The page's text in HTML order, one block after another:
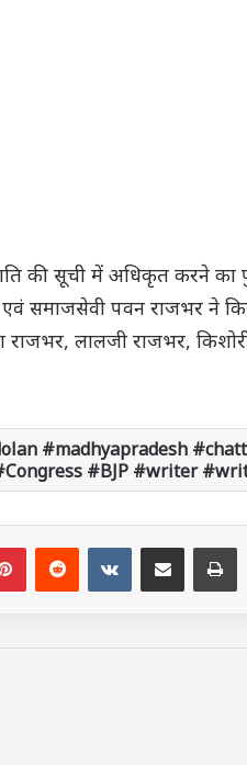
की सूची में अधिकृत करने का
समाजसेवी पवन राजभर ने
लालजी राजभर,
#madhyapradesh
#BJP #writer
VKontakte